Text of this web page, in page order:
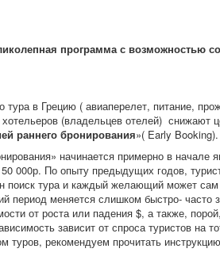
программа с возможностью
тура в Грецию ( авиаперелет, питание,
(владельцев отелей) снижают
раннего бронирования»( Early Booking).
начинается примерно в
000р. По опыту предыдущих годов,
поиск тура и каждый желающий может сам
период меняется слишком быстро-
от роста или падения $, а также,
зависит от спроса туристов на
туров, рекомендуем прочитать